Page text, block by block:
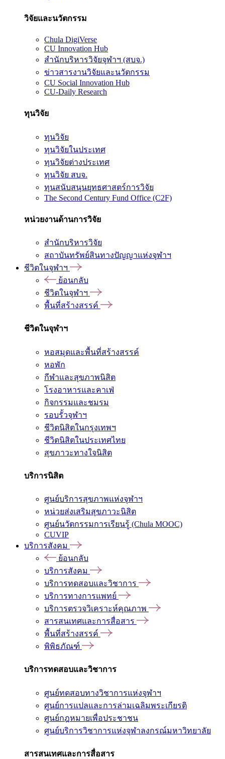
วิจัยและนวัตกรรม
Chula DigiVerse
CU Innovation Hub
สำนักบริหารวิจัยจุฬาฯ (สบจ.)
ข่าวสารงานวิจัยและนวัตกรรม
CU Social Innovation Hub
CU-Daily Research
ทุนวิจัย
ทุนวิจัย
ทุนวิจัยในประเทศ
ทุนวิจัยต่างประเทศ
ทุนวิจัย สบจ.
ทุนสนับสนุนยุทธศาสตร์การวิจัย
The Second Century Fund Office (C2F)
หน่วยงานด้านการวิจัย
สำนักบริหารวิจัย
สถาบันทรัพย์สินทางปัญญาแห่งจุฬาฯ
ชีวิตในจุฬาฯ
ย้อนกลับ
ชีวิตในจุฬาฯ
พื้นที่สร้างสรรค์
ชีวิตในจุฬาฯ
หอสมุดและพื้นที่สร้างสรรค์
หอพัก
กีฬาและสุขภาพนิสิต
โรงอาหารและคาเฟ่
กิจกรรมและชมรม
รอบรั้วจุฬาฯ
ชีวิตนิสิตในกรุงเทพฯ
ชีวิตนิสิตในประเทศไทย
สุขภาวะทางใจนิสิต
บริการนิสิต
ศูนย์บริการสุขภาพแห่งจุฬาฯ
หน่วยส่งเสริมสุขภาวะนิสิต
ศูนย์นวัตกรรมการเรียนรู้ (Chula MOOC)
CUVIP
บริการสังคม
ย้อนกลับ
บริการสังคม
บริการทดสอบและวิชาการ
บริการทางการแพทย์
บริการตรวจวิเคราะห์คุณภาพ
สารสนเทศและการสื่อสาร
พื้นที่สร้างสรรค์
พิพิธภัณฑ์
บริการทดสอบและวิชาการ
ศูนย์ทดสอบทางวิชาการแห่งจุฬาฯ
ศูนย์การแปลและการล่ามเฉลิมพระเกียรติ
ศูนย์กฎหมายเพื่อประชาชน
ศูนย์บริการวิชาการแห่งจุฬาลงกรณ์มหาวิทยาลัย
สารสนเทศและการสื่อสาร